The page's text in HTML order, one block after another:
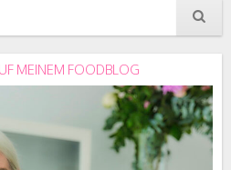
MEINEM FOODBLOG